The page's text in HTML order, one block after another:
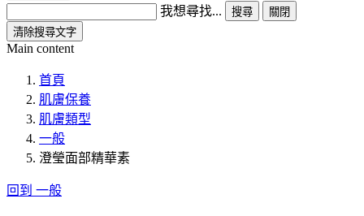
我想尋找... 搜尋
關閉
清除搜尋文字
Main content
首頁
肌膚保養
肌膚類型
一般
澄瑩面部精華素
回到 一般